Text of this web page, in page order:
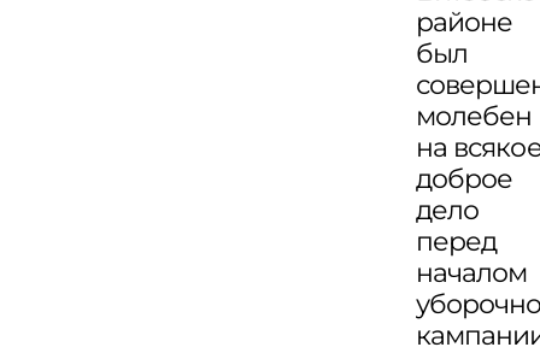
районе
был
молебен
на
доброе
дело
перед
началом